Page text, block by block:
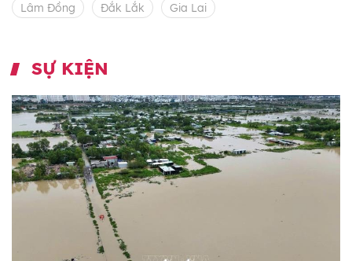
Lâm Đồng Đắk Lắk Gia Lai
SỰ KIỆN